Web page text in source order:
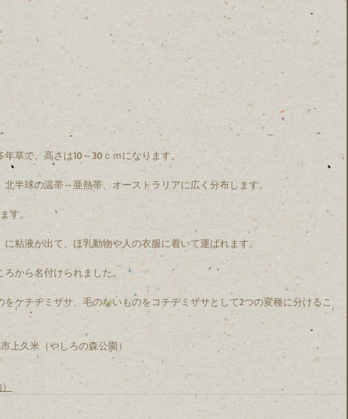
草で、高さは10～30ｃｍになります。
半球の温帯～亜熱帯、オーストラリアに広く分布します。
す。
粘液が出て、ほ乳動物や人の衣服に着いて運ばれます。
から名付けられました。
ケチヂミザサ、毛のないものをコチヂミザサとして2つの変種に分けるこ
市上久米（やしろの森公園）